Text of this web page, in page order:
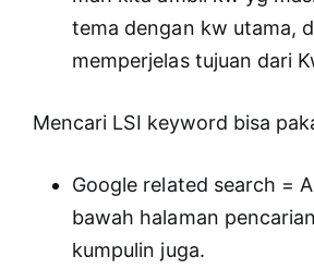
tema dengan kw utama,
memperjelas tujuan dari
Mencari LSI keyword bisa
Google related search =
bawah halaman
kumpulin juga.